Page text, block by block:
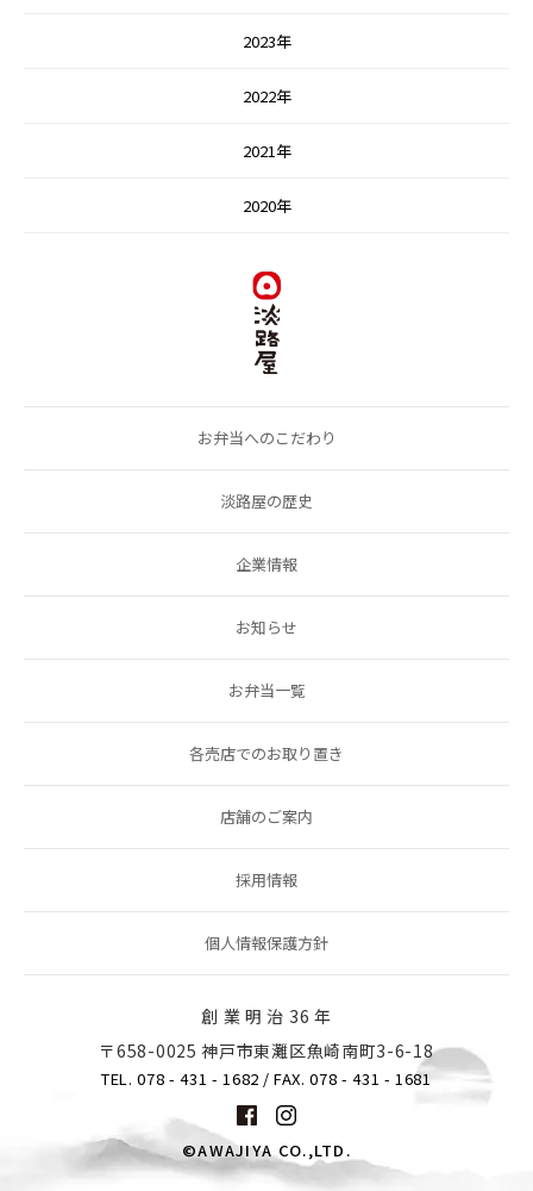
2023年
2022年
2021年
2020年
お弁当へのこだわり
淡路屋の歴史
企業情報
お知らせ
お弁当一覧
各売店でのお取り置き
店舗のご案内
採用情報
個人情報保護方針
創 業 明 治 36 年
〒658-0025 神戸市東灘区魚崎南町3-6-18
TEL. 078 - 431 - 1682 / FAX. 078 - 431 - 1681
©AWAJIYA CO.,LTD.